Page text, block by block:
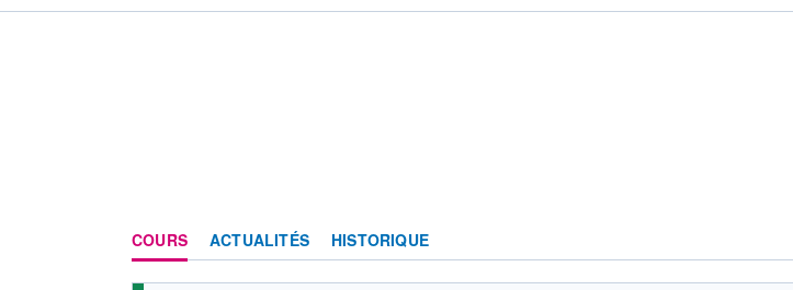
COURS ACTUALITÉS HISTORIQUE